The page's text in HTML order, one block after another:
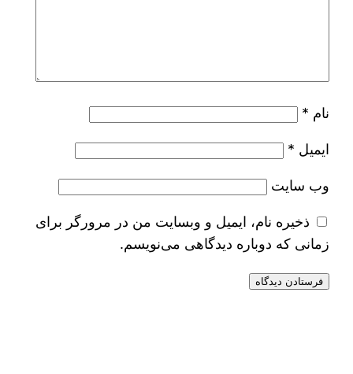
نام *
ایمیل *
وب‌ سایت
ذخیره نام، ایمیل و وبسایت من در مرورگر برای
زمانی که دوباره دیدگاهی می‌نویسم.